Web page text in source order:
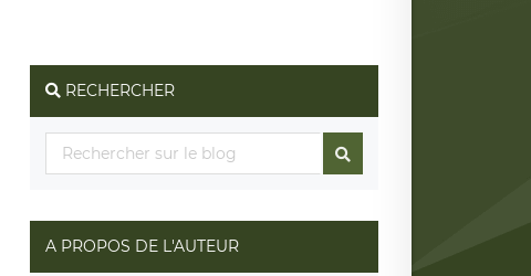
RECHERCHER
A PROPOS DE L'AUTEUR